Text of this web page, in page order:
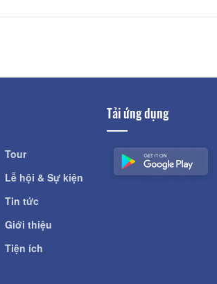
Tour
Lễ hội & Sự kiện
Tin tức
Giới thiệu
Tiện ích
Tải ứng dụng